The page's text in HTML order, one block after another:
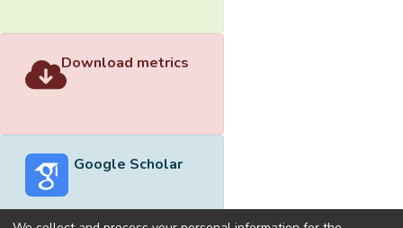
Download metrics
Google Scholar